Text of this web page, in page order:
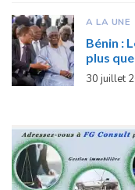
A LA UNE
Bénin :
plus
30 juillet